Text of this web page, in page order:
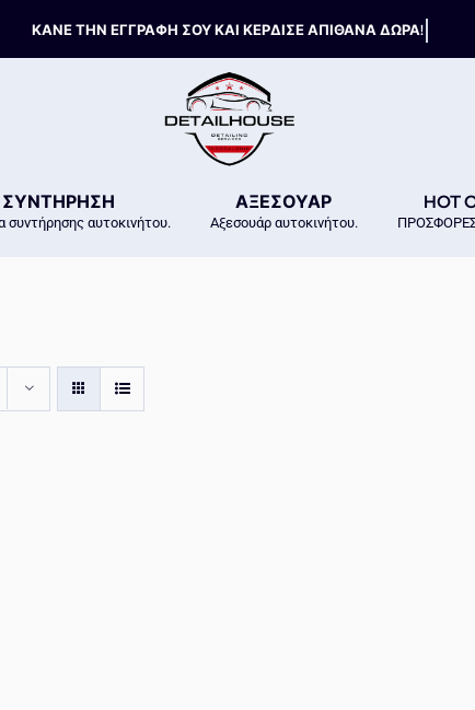
ΣΥΝΤΗΡΗΣΗ
συντήρησης αυτοκινήτου.
ΑΞΕΣΟΥΑΡ
Αξεσουάρ αυτοκινήτου.
HOT